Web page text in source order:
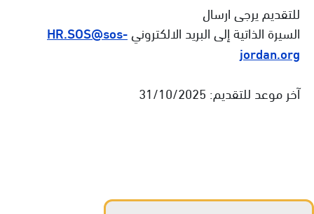
للتقديم يرجى ارسال
السيرة الذاتية إلى البريد الالكترونيHR.SOS@sos-
jordan.org
آخر موعد للتقديم: 31/10/2025